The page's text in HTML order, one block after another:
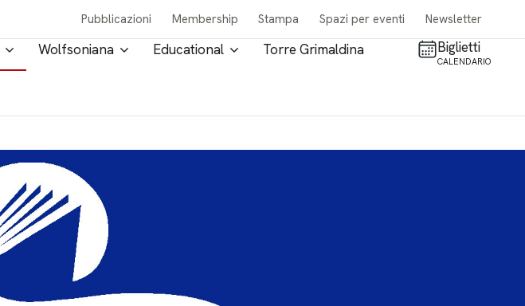
Pubblicazioni Membership Stampa Spazi per eventi Newsletter
Wolfsoniana Educational Torre Grimaldina Biglietti
CALENDARIO